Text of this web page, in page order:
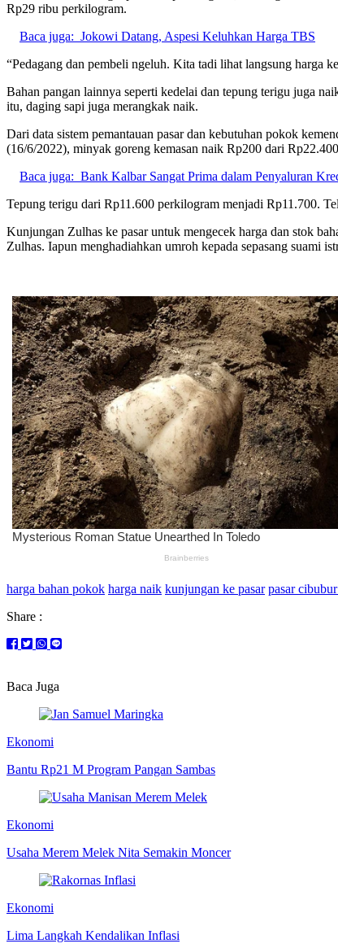
Rp29 ribu perkilogram.
Baca juga: Jokowi Datang, Aspesi Keluhkan Harga TBS
“Pedagang dan pembeli ngeluh. Kita tadi lihat langsung harga
Bahan pangan lainnya seperti kedelai dan tepung terigu juga
itu, daging sapi juga merangkak naik.
Dari data sistem pemantauan pasar dan kebutuhan pokok
(16/6/2022), minyak goreng kemasan naik Rp200 dari
Baca juga: Bank Kalbar Sangat Prima dalam Penyaluran
Tepung terigu dari Rp11.600 perkilogram menjadi Rp11.700.
Kunjungan Zulhas ke pasar untuk mengecek harga dan stok
Zulhas. Iapun menghadiahkan umroh kepada sepasang suami
harga bahan pokok harga naik kunjungan ke pasar pasar
Share :
Baca Juga
Ekonomi
Bantu Rp21 M Program Pangan Sambas
Ekonomi
Usaha Merem Melek Nita Semakin Moncer
Ekonomi
Lima Langkah Kendalikan Inflasi